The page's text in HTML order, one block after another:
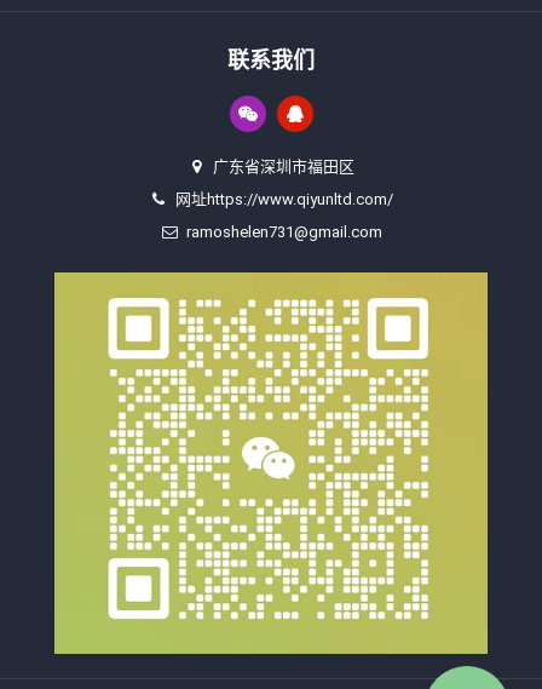
联系我们
广东省深圳市福田区
网址https://www.qiyunltd.com/
ramoshelen731@gmail.com